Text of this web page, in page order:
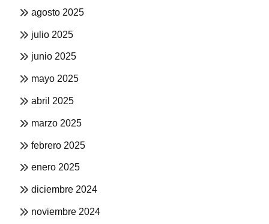
agosto 2025
julio 2025
junio 2025
mayo 2025
abril 2025
marzo 2025
febrero 2025
enero 2025
diciembre 2024
noviembre 2024